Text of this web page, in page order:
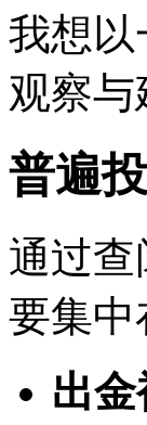
我想以
观察与
普遍
通过查
要集中
出